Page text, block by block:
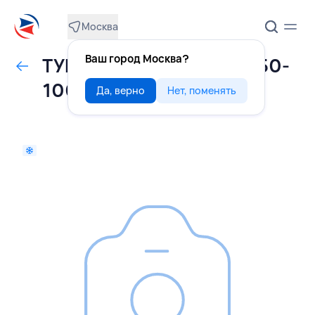
Москва
Ваш город Москва?
Да, верно Нет, поменять
ТУНЕЦ Yellowfin стейки 50-
100 г, ВЬЕТНАМ